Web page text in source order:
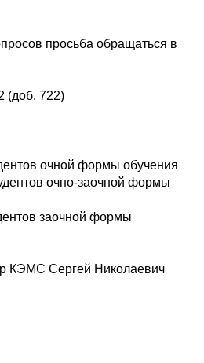
просьба обращаться в
(доб. 722)
очной формы обучения
очно-заочной формы
заочной формы
КЭМС Сергей Николаевич